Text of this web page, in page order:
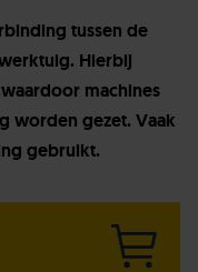
tussen de
Hierbij
machines
worden gezet. Vaak
gebruikt.